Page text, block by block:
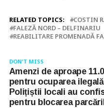
RELATED TOPICS:
COSTIN
FALEZĂ NORD – DELFINARIU
REABILITARE PROMENADĂ
DON'T MISS
Amenzi de aproape
pentru ocuparea
Polițiștii locali au
pentru blocarea